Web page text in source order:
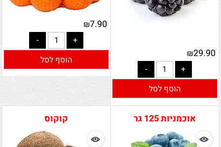
₪29.90
הוסף לסל
₪7.90
הוסף לסל
אוכמניות 125 גר קוקוס